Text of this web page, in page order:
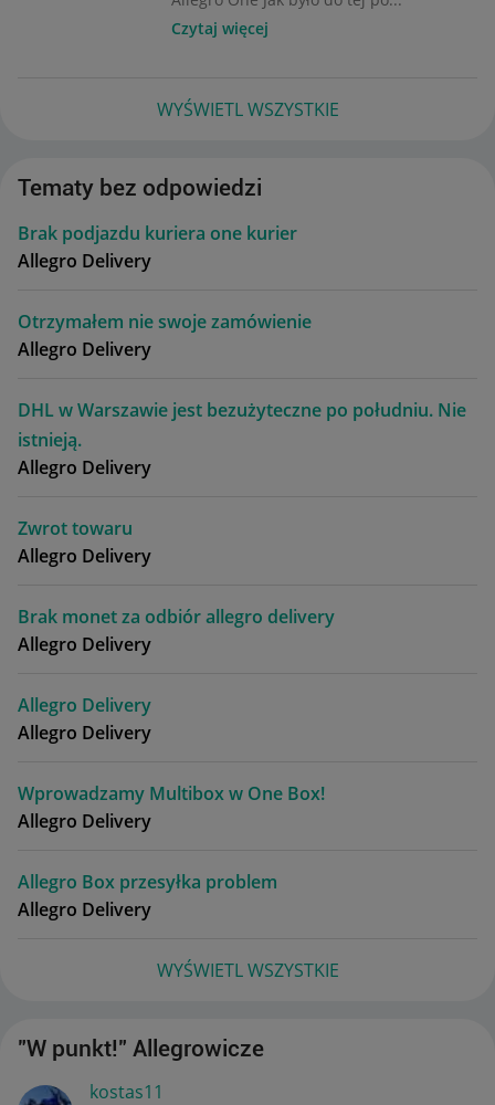
Czytaj więcej
WYŚWIETL WSZYSTKIE
Tematy bez odpowiedzi
Brak podjazdu kuriera one kurier
Allegro Delivery
Otrzymałem nie swoje zamówienie
Allegro Delivery
DHL w Warszawie jest bezużyteczne po południu. Nie
istnieją.
Allegro Delivery
Zwrot towaru
Allegro Delivery
Brak monet za odbiór allegro delivery
Allegro Delivery
Allegro Delivery
Allegro Delivery
Wprowadzamy Multibox w One Box!
Allegro Delivery
Allegro Box przesyłka problem
Allegro Delivery
WYŚWIETL WSZYSTKIE
"W punkt!" Allegrowicze
kostas11